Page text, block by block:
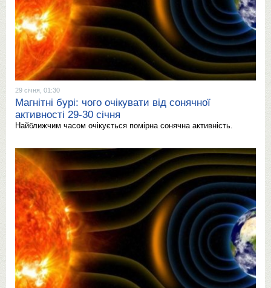
29 січня, 01:30
Магнітні бурі: чого очікувати від сонячної
активності 29-30 січня
Найближчим часом очікується помірна сонячна активність.